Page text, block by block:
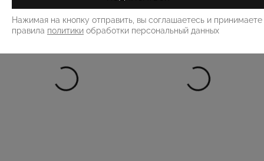
Нажимая на кнопку отправить, вы соглашаетесь и принимаете
правила политики обработки персональный данных